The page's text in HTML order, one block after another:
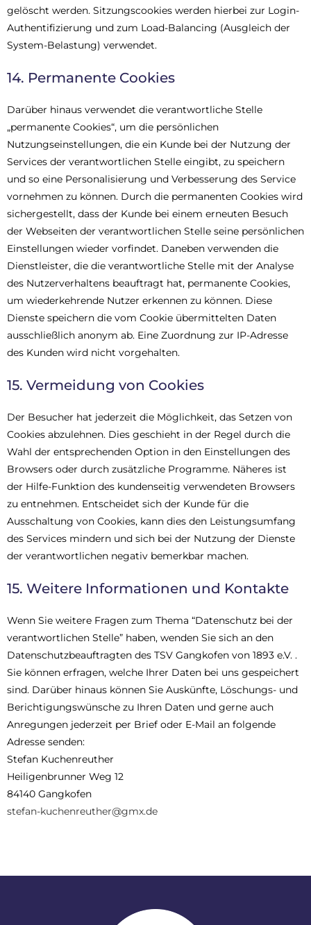
gelöscht werden. Sitzungscookies werden hierbei zur Login-
Authentifizierung und zum Load-Balancing (Ausgleich der
System-Belastung) verwendet.
14. Permanente Cookies
Darüber hinaus verwendet die verantwortliche Stelle
„permanente Cookies“, um die persönlichen
Nutzungseinstellungen, die ein Kunde bei der Nutzung der
Services der verantwortlichen Stelle eingibt, zu speichern
und so eine Personalisierung und Verbesserung des Service
vornehmen zu können. Durch die permanenten Cookies wird
sichergestellt, dass der Kunde bei einem erneuten Besuch
der Webseiten der verantwortlichen Stelle seine persönlichen
Einstellungen wieder vorfindet. Daneben verwenden die
Dienstleister, die die verantwortliche Stelle mit der Analyse
des Nutzerverhaltens beauftragt hat, permanente Cookies,
um wiederkehrende Nutzer erkennen zu können. Diese
Dienste speichern die vom Cookie übermittelten Daten
ausschließlich anonym ab. Eine Zuordnung zur IP-Adresse
des Kunden wird nicht vorgehalten.
15. Vermeidung von Cookies
Der Besucher hat jederzeit die Möglichkeit, das Setzen von
Cookies abzulehnen. Dies geschieht in der Regel durch die
Wahl der entsprechenden Option in den Einstellungen des
Browsers oder durch zusätzliche Programme. Näheres ist
der Hilfe-Funktion des kundenseitig verwendeten Browsers
zu entnehmen. Entscheidet sich der Kunde für die
Ausschaltung von Cookies, kann dies den Leistungsumfang
des Services mindern und sich bei der Nutzung der Dienste
der verantwortlichen negativ bemerkbar machen.
15. Weitere Informationen und Kontakte
Wenn Sie weitere Fragen zum Thema “Datenschutz bei der
verantwortlichen Stelle” haben, wenden Sie sich an den
Datenschutzbeauftragten des TSV Gangkofen von 1893 e.V. .
Sie können erfragen, welche Ihrer Daten bei uns gespeichert
sind. Darüber hinaus können Sie Auskünfte, Löschungs- und
Berichtigungswünsche zu Ihren Daten und gerne auch
Anregungen jederzeit per Brief oder E-Mail an folgende
Adresse senden:
Stefan Kuchenreuther
Heiligenbrunner Weg 12
84140 Gangkofen
stefan-kuchenreuther@gmx.de